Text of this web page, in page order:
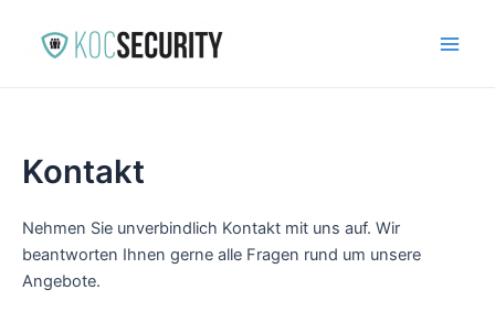
springen
Kontakt
Nehmen Sie unverbindlich Kontakt mit uns auf. Wir
beantworten Ihnen gerne alle Fragen rund um unsere
Angebote.